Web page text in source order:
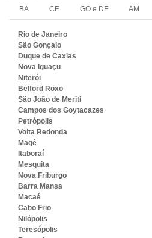
BA CE GO e DF AM
Rio de Janeiro
São Gonçalo
Duque de Caxias
Nova Iguaçu
Niterói
Belford Roxo
São João de Meriti
Campos dos Goytacazes
Petrópolis
Volta Redonda
Magé
Itaboraí
Mesquita
Nova Friburgo
Barra Mansa
Macaé
Cabo Frio
Nilópolis
Teresópolis